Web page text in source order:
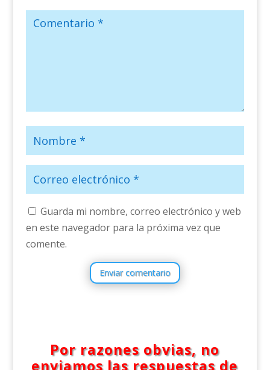
Guarda mi nombre, correo electrónico y web
en este navegador para la próxima vez que
comente.
Enviar comentario
Por razones obvias, no
enviamos las respuestas de